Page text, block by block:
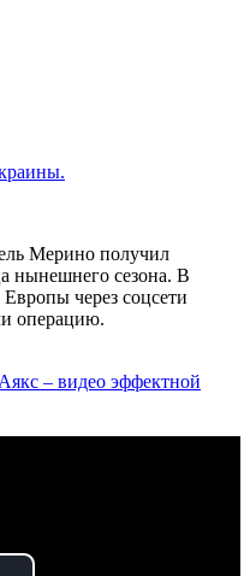
Мерино получил
нынешнего сезона. В
через соцсети
операцию.
– видео эффектной